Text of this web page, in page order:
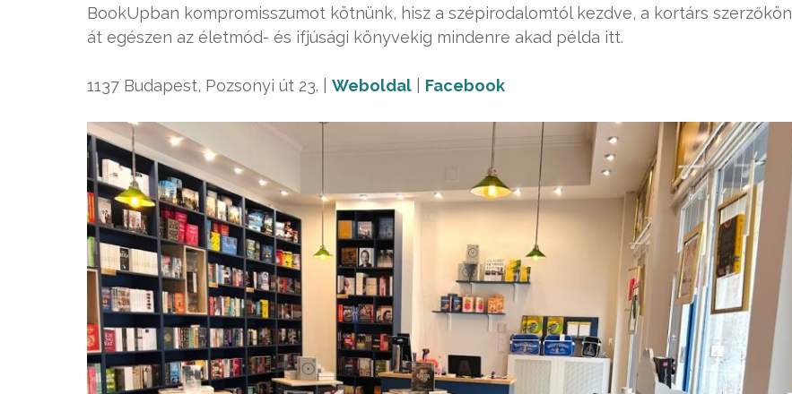
BookUpban kompromisszumot kötnünk, hisz a szépirodalomtól kezdve, a kortárs szerzőkön
át egészen az életmód- és ifjúsági könyvekig mindenre akad példa itt.
1137 Budapest, Pozsonyi út 23. | Weboldal Facebook